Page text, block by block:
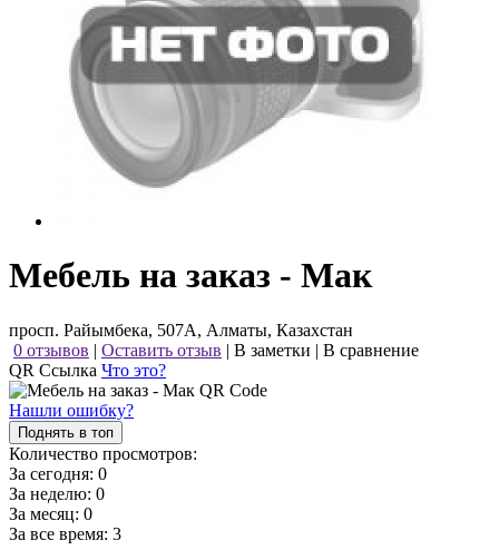
Мебель на заказ - Мак
просп. Райымбека, 507А, Алматы, Казахстан
0 отзывов | Оставить отзыв | В заметки | В сравнение
QR Ссылка Что это?
Нашли ошибку?
Поднять в топ
Количество просмотров:
За сегодня: 0
За неделю: 0
За месяц: 0
За все время: 3